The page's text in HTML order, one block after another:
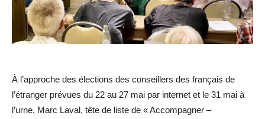
À l’approche des élections des conseillers des français de
l’étranger prévues du 22 au 27 mai par internet et le 31 mai à
l’urne, Marc Laval, tête de liste de « Accompagner –